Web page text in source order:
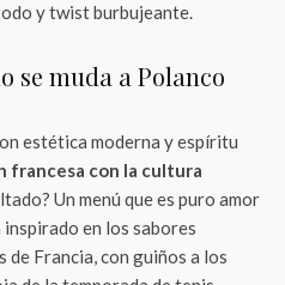
y twist burbujeante.
se muda a Polanco
estética moderna y espíritu
francesa con la cultura
Un menú que es puro amor
en los sabores
Francia, con guiños a los